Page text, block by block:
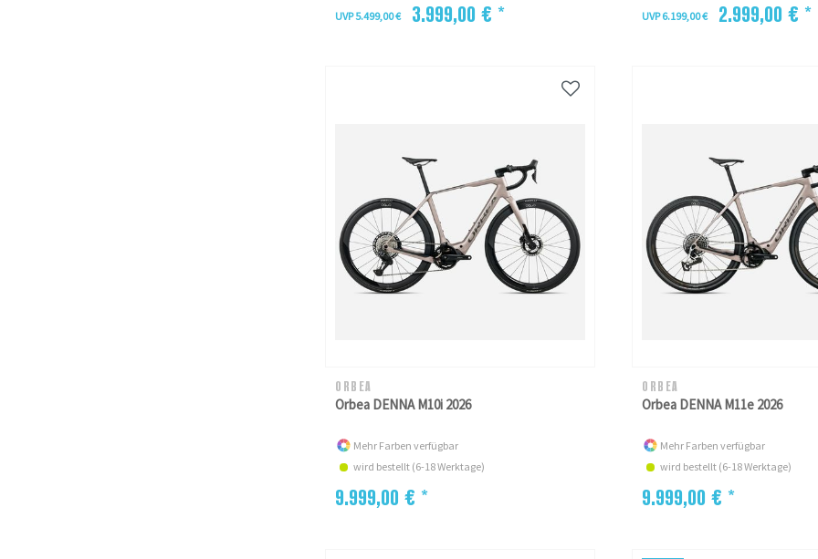
UVP 5.499,00 € 3.999,00 € * UVP 6.199,00 € 2.999,00 € *
ORBEA
Orbea DENNA M10i 2026
Mehr Farben verfügbar
wird bestellt (6-18 Werktage)
9.999,00 € *
ORBEA
Orbea DENNA M11e 2026
Mehr Farben verfügbar
wird bestellt (6-18 Werktage)
9.999,00 € *